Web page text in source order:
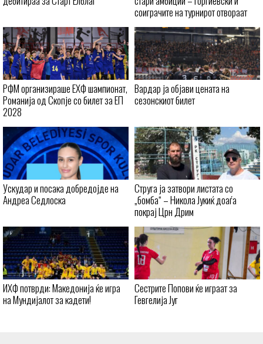
соиграчите на турнирот отвораат
ново поглавје
РФМ организираше ЕХФ шампионат,
Романија од Скопје со билет за ЕП
2028
Вардар ја објави цената на
сезонскиот билет
Ускудар и посака добредојде на
Андреа Седлоска
Струга ја затвори листата со
„бомба“ – Никола Јукиќ доаѓа
покрај Црн Дрим
ИХФ потврди: Македонија ќе игра
на Мундијалот за кадети!
Сестрите Попови ќе играат за
Гевгелија Југ